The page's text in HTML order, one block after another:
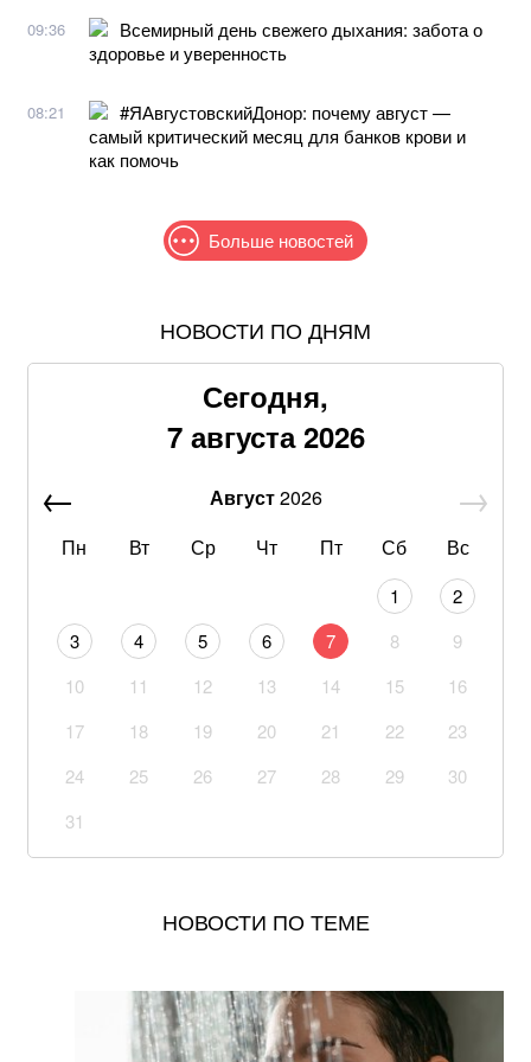
09:36
Всемирный день свежего дыхания: забота о
здоровье и уверенность
08:21
#ЯАвгустовскийДонор: почему август —
самый критический месяц для банков крови и
как помочь
Больше новостей
Жителям шести областей окажут новую денежную
Продать квартиру станет сложнее: для украинцев
введут новые проверки
Не кладите огурцы в банке как попало: одна ошибка
В Офисе президента рассказали, рассматривают ли
САП просит назначить Стефанишиной залог в
размере 13,3 млн гривен
Драпатый сформировал команду: Безуглая
сообщила о назначении нового заместителя главкома
Нужен ли пожилым людям медицинский браслет:
Вкусный салат из пекинской капусты, яиц и свежих
Ученые неожиданно обнаружили, что мозг лжет о
том, что видят глаза: как это происходит
НОВОСТИ ПО ДНЯМ
Сегодня,
7 августа 2026
Август2026
Пн
Вт Ср Чт Пт Сб Вс
1
2
3
4 5 6 7 8
9
10
11 12 13 14 15
16
17
18 19 20 21 22
23
24
25 26 27 28 29
30
31
НОВОСТИ ПО ТЕМЕ